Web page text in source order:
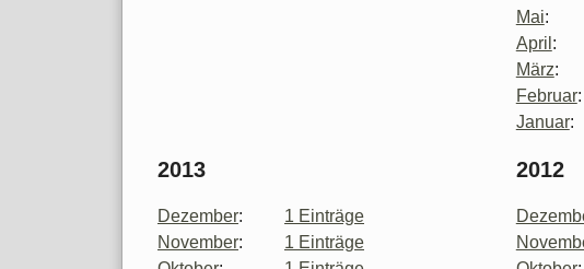
Mai:
April :
März:
Februar:
Januar:
2013
Dezember:
1 Einträge
November:
1 Einträge
2012